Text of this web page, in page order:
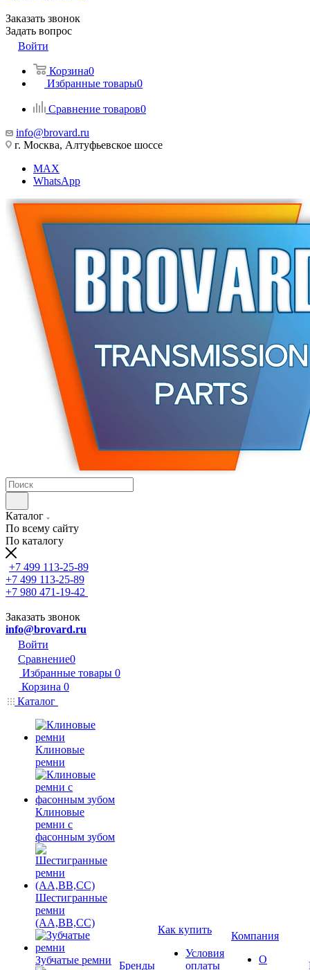
Заказать звонок
Задать вопрос
Войти
Корзина0
Избранные товары0
Сравнение товаров0
info@brovard.ru
г. Москва, Алтуфьевское шоссе
MAX
WhatsApp
Каталог
По всему сайту
По каталогу
+7 499 113-25-89
+7 499 113-25-89
+7 980 471-19-42
Заказать звонок
info@brovard.ru
Войти
Сравнение0
Избранные товары 0
Корзина 0
Каталог
Клиновые
ремни
Клиновые
ремни с
фасонным зубом
Шестигранные
ремни
(AA,BB,CC)
Зубчатые ремни Бренды
Как купить
Условия
оплаты
Компания
О